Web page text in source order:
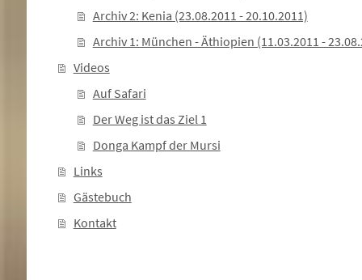
Archiv 2: Kenia (23.08.2011 - 20.10.2011)
Archiv 1: München - Äthiopien (11.03.2011 -
Videos
Auf Safari
Der Weg ist das Ziel 1
Donga Kampf der Mursi
Links
Gästebuch
Kontakt